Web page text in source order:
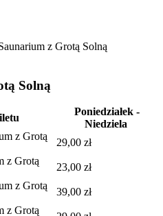
z Grotą Solną
Solną
Poniedziałek -
Niedziela
z Grotą
29,00 zł
z Grotą
23,00 zł
z Grotą
39,00 zł
z Grotą